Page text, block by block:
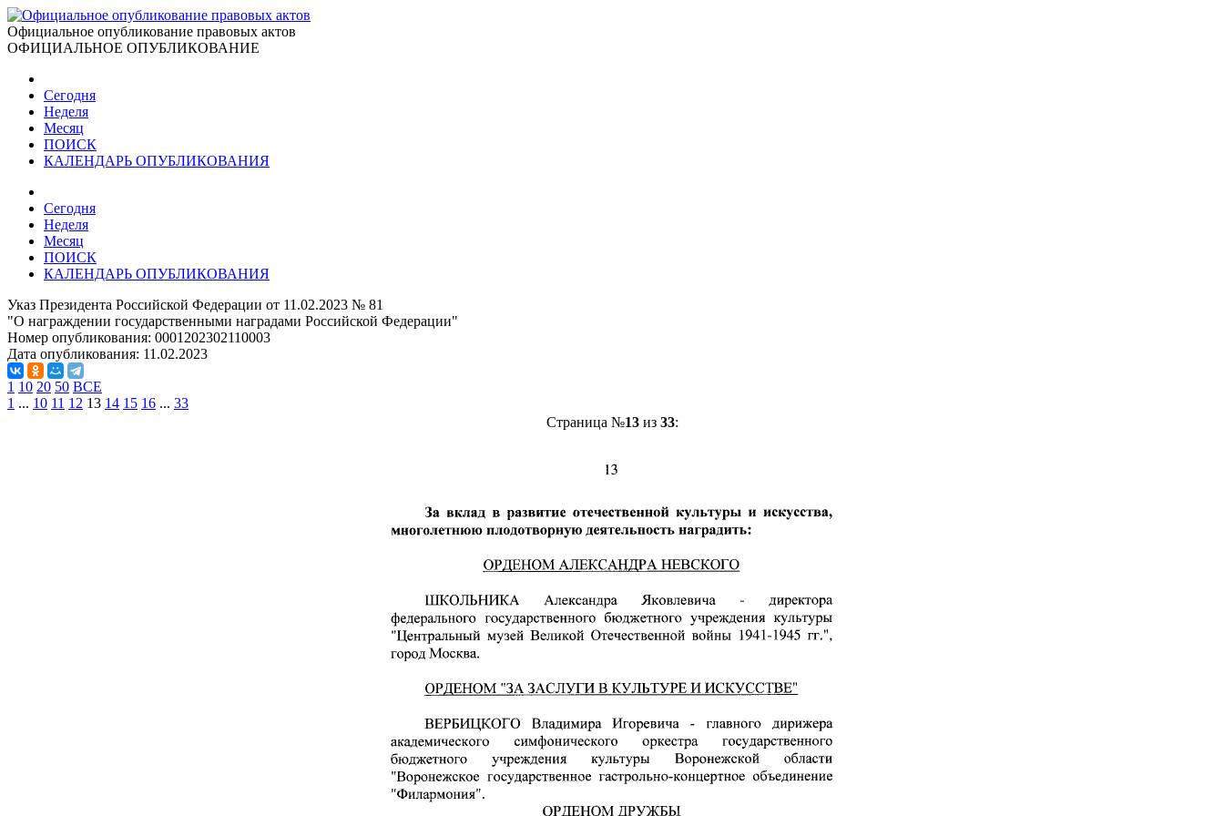
Официальное опубликование правовых актов
ОФИЦИАЛЬНОЕ ОПУБЛИКОВАНИЕ
Сегодня
Неделя
Месяц
ПОИСК
КАЛЕНДАРЬ ОПУБЛИКОВАНИЯ
Сегодня
Неделя
Месяц
ПОИСК
КАЛЕНДАРЬ ОПУБЛИКОВАНИЯ
Указ Президента Российской Федерации от 11.02.2023 № 81
"О награждении государственными наградами Российской Федерации"
Номер опубликования: 0001202302110003
Дата опубликования: 11.02.2023
1 10 20 50 ВСЕ
1 ... 10 11 12 13 14 15 16 ... 33
Страница №13из 33: